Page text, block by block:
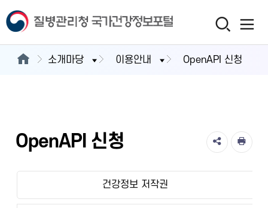
소개마당 이용안내 OpenAPI 신청
OpenAPI 신청
건강정보 저작권